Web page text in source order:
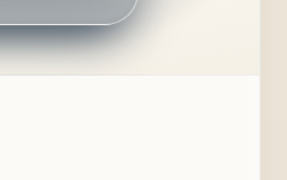
推薦的台灣品牌？